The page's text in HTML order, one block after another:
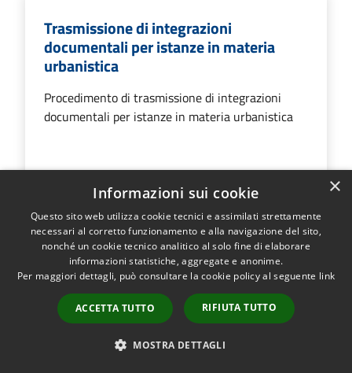
Trasmissione di integrazioni
documentali per istanze in materia
urbanistica
Procedimento di trasmissione di integrazioni
documentali per istanze in materia urbanistica
VAI ALLA PAGINA
Trasmissione di integrazioni
documentali per istanze paesaggistiche
Procedimento di trasmissione di integrazioni
documentali per istanze paesaggistiche
×
Informazioni sui cookie
Questo sito web utilizza cookie tecnici e assimilati strettamente
necessari al corretto funzionamento e alla navigazione del sito,
nonché un cookie tecnico analitico al solo fine di elaborare
informazioni statistiche, aggregate e anonime.
Per maggiori dettagli, può consultare la cookie policy al seguente link
ACCETTA TUTTO RIFIUTA TUTTO
MOSTRA DETTAGLI